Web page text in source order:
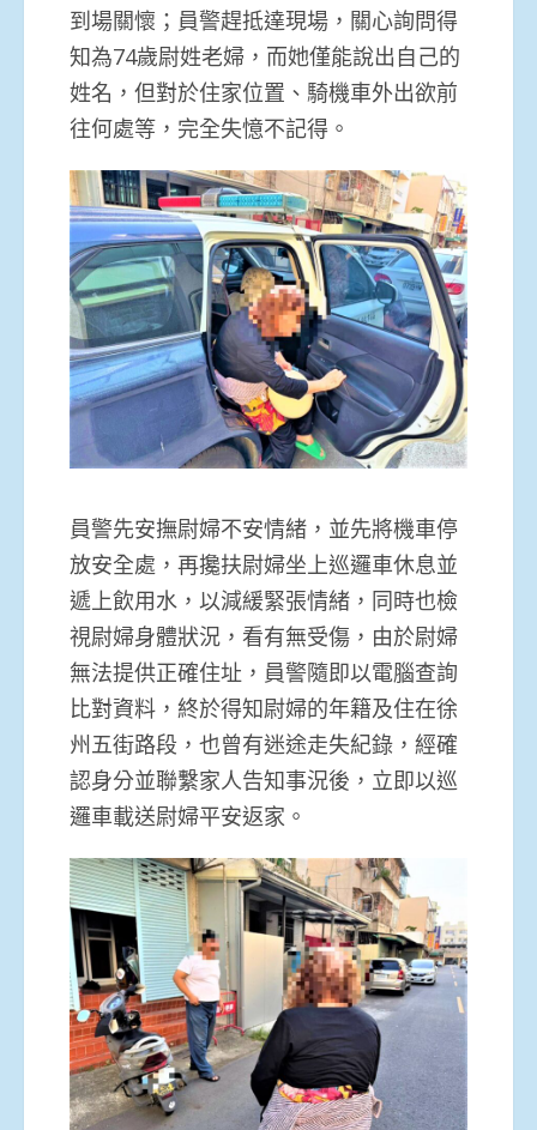
到場關懷；員警趕抵達現場，關心詢問得
知為74歲尉姓老婦，而她僅能說出自己的
姓名，但對於住家位置、騎機車外出欲前
往何處等，完全失憶不記得。
員警先安撫尉婦不安情緒，並先將機車停
放安全處，再攙扶尉婦坐上巡邏車休息並
遞上飲用水，以減緩緊張情緒，同時也檢
視尉婦身體狀況，看有無受傷，由於尉婦
無法提供正確住址，員警隨即以電腦查詢
比對資料，終於得知尉婦的年籍及住在徐
州五街路段，也曾有迷途走失紀錄，經確
認身分並聯繫家人告知事況後，立即以巡
邏車載送尉婦平安返家。